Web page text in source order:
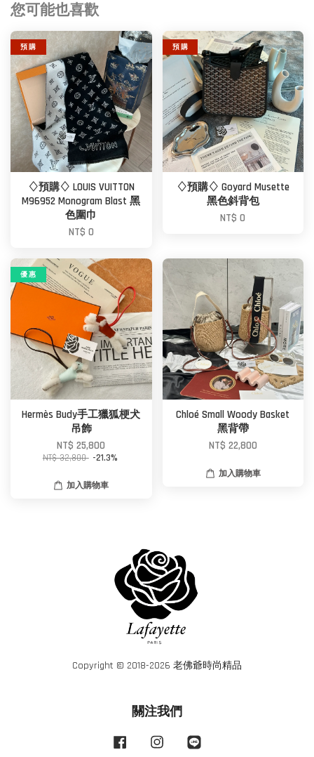
您可能也喜歡
預 購
♢預購♢ LOUIS VUITTON
M96952 Monogram Blast 黑
色圍巾
NT$ 0
預 購
♢預購♢ Goyard Musette
黑色斜背包
NT$ 0
優 惠
Hermès Budy手工獵狐梗犬
吊飾
NT$ 25,800
NT$ 32,800 -21.3%
加入購物車
Chloé Small Woody Basket
黑背帶
NT$ 22,800
加入購物車
Copyright © 2018-2026 老佛爺時尚精品
關注我們
Facebook Instagram